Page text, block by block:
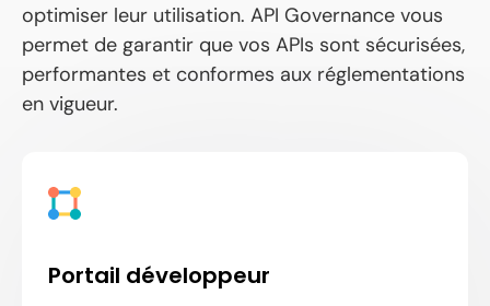
optimiser leur utilisation. API Governance vous
permet de garantir que vos APIs sont sécurisées,
performantes et conformes aux réglementations
en vigueur.
Portail développeur